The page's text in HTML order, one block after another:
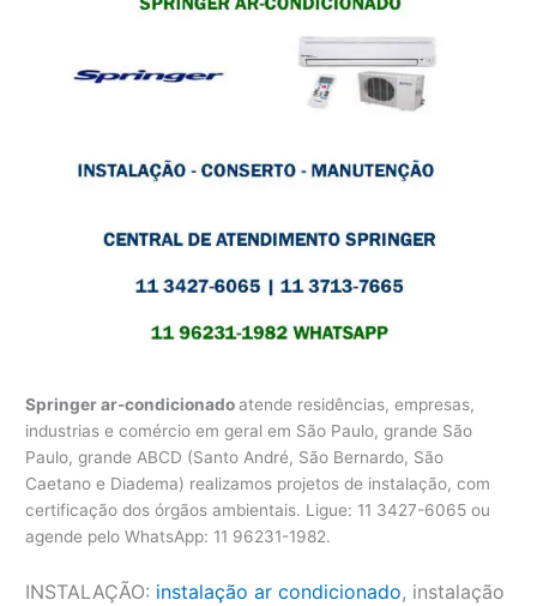
Springer ar-condicionadoatende residências, empresas,
industrias e comércio em geral em São Paulo, grande São
Paulo, grande ABCD (Santo André, São Bernardo, São
Caetano e Diadema) realizamos projetos de instalação, com
certificação dos órgãos ambientais. Ligue: 11 3427-6065 ou
agende pelo WhatsApp: 11 96231-1982.
INSTALAÇÃO: instalação ar condicionado, instalação